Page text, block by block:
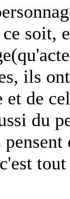
soit,
ils
et de
du